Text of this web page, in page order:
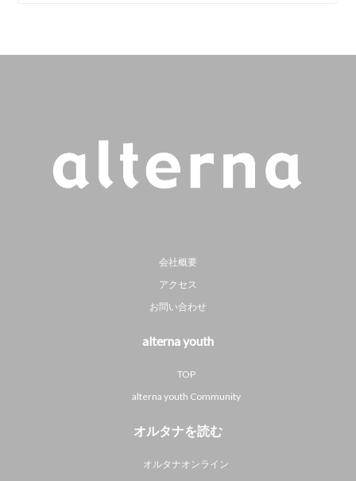
会社概要
アクセス
お問い合わせ
alterna youth
TOP
alterna youth Community
オルタナを読む
オルタナオンライン